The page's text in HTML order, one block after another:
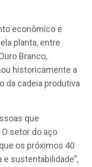
econômico e
planta, entre
Branco,
historicamente a
da cadeia produtiva
que
setor do aço
os próximos 40
sustentabilidade”,